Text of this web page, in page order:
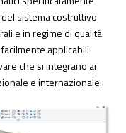
sistema costruttivo
e in regime di qualità
applicabili
che si integrano ai
e internazionale.